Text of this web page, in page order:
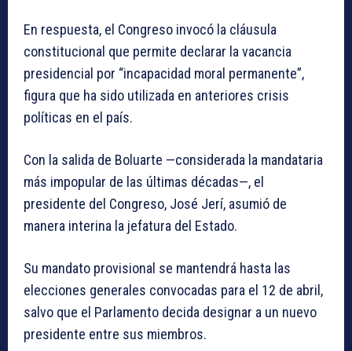
En respuesta, el Congreso invocó la cláusula
constitucional que permite declarar la vacancia
presidencial por “incapacidad moral permanente”,
figura que ha sido utilizada en anteriores crisis
políticas en el país.
Con la salida de Boluarte —considerada la mandataria
más impopular de las últimas décadas—, el
presidente del Congreso, José Jerí, asumió de
manera interina la jefatura del Estado.
Su mandato provisional se mantendrá hasta las
elecciones generales convocadas para el 12 de abril,
salvo que el Parlamento decida designar a un nuevo
presidente entre sus miembros.